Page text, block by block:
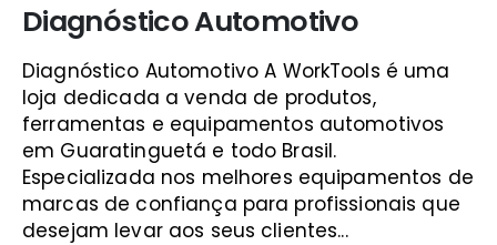
Diagnóstico Automotivo
Diagnóstico Automotivo A WorkTools é uma
loja dedicada a venda de produtos,
ferramentas e equipamentos automotivos
em Guaratinguetá e todo Brasil.
Especializada nos melhores equipamentos de
marcas de confiança para profissionais que
desejam levar aos seus clientes...